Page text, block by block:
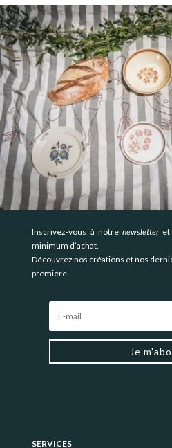
Inscrivez-vous à notre newsletteret
minimum d’achat.
Découvrez nos créations et nos
première.
Je
SERVICES